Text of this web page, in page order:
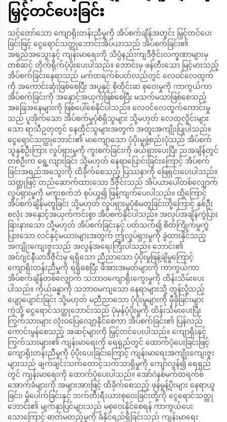
မြှင့်တင်ပေးခြင်း
သင့်တော်သော ကျောရိုးတန်းညီမှုကို အိပ်စက်ချိန်အတွင်း မြှင့်တင်ပေး
ခြင်းဖြင့် ငွေရောင်သတ္ထုဘောင်းအိပ်ယာသည် အိပ်စက်ခြင်း၏
အရည်အသွေးနှင့် ကျန်းမာရေးကို သိပ္ပံနည်းကျဒီဇိုင်းလက္ခဏာများမှ
တစ်ဆင့် တိုက်ရိုက်ပံ့ပိုးပေးပါသည်။ ဘောင်းမှ ဖန်တီးသော မြင့်မားသည့်
အိပ်စက်ခြင်းနေရာသည် မက်ထရက်စ်ပတ်လည်တွင် လေဝင်လေထွက်
ကို အကောင်းဆုံးဖြစ်စေပြီး အပူနှင့် စိုထိုင်းဆ စုဝေးမှုကို ကာကွယ်ကာ
အိပ်စက်ခြင်းကို အနှောင့်အယှက်ဖြစ်စေပြီး မသက်မသာဖြစ်စေသည့်
အခြေအနေများကို ဖြစ်ပေါ်စေနိုင်ပါသည်။ လေဝင်လေထွက်ကောင်းမှု
သည် ပူအိုက်သော အိပ်စက်မှုပုံစံရှိသူများ သို့မဟုတ် လေထုလှိုင်းများ
သော ရာသီဥတုတွင် နေထိုင်သူများအတွက် အထူးအကျိုးပြုပါသည်။
ငွေရောင်သတ္ထုဘောင်း၏ မာကျောသော ပံ့ပိုးမှုဖွဲ့စည်းပုံသည် အိပ်စက်
သူနှစ်ဦးကြား လှုပ်ရှားမှုကို ကူးစက်ခြင်းကို ဖယ်ရှားပေးပြီး ညအချိန်တွင်
တစ်ဦးက ရွေ့လျားခြင်း သို့မဟုတ် နေရာပြောင်းခြင်းကြောင့် အိပ်စက်
ခြင်းအရည်အသွေးကို ထိခိုက်စေသည့် ပြဿနာကို ဖြေရှင်းပေးပါသည်။
သတ္ထုဖြင့် တည်ဆောက်ထားသော ဒီဇိုင်းသည် အိပ်ယာပေါ်တစ်လျှောက်
လှုပ်ရှားမှုကို မကူးစက်ဘဲ စုပ်ယူ၍ ဖြန့်ကျက်ပေးပါသည်။ ထို့ကြောင့်
အိပ်စက်ချိန်မတူခြင်း သို့မဟုတ် လှုပ်ရှားမှုပုံစံမတူခြင်းတို့ကြောင့် နှစ်ဦး
စလုံး အနှောင့်အယှက်ကင်းစွာ အိပ်စက်နိုင်ပါသည်။ အလုပ်အချိန်ကွဲပြား
ခြားနားသော သို့မဟုတ် အိပ်စက်ခြင်းနှင့် ပတ်သက်၍ စိတ်ကြိုက်မှုကွဲ
ပြားသော လင်နှင့်မယားများအတွက် ဤလှုပ်ရှားမှုကို ခွဲထားနိုင်သည့်
အကျိုးကျေးဇူးသည် အလွန်အရေးကြီးပါသည်။ ဘောင်း၏
အင်ဂျင်နီယာဒီဇိုင်းမှ ရရှိသော ညီညာသော ပံ့ပိုးမှုဖြန့်ချိမှုကြောင့်
ကျောရိုးတန်းညီမှုကို ရရှိစေပြီး ဖိအားအမှတ်များကို ကာကွယ်ကာ
အိပ်စက်ချိန်တစ်လျှောက် သဘာဝကျောရိုးကွေးမှုကို ထိန်းသိမ်းပေး
ပါသည်။ ကိုယ်ခန္ဓာကို သဘာဝမကျသော နေရာများသို့ တွန်းပို့သည့်
ပျော့ပျောင်းခြင်း သို့မဟုတ် မညီညာသော ပံ့ပိုးမှုများကို မှီခိုခြင်းများ
ကဲ့သို့ ငွေရောင်သတ္ထုဘောင်းသည် ပုံမှန်ပံ့ပိုးမှုကို ထိန်းသိမ်းပေးပြီး
ကြွက်သားများ လုံးဝပြေလျော့နိုင်စေကာ အိပ်စက်ခြင်း၏ ပြန်လည်
ကောင်းမွန်စေသည့် အဆင့်များကို မြှင့်တင်ပေးပါသည်။ ကျောရိုးနှင့်
ကြွက်သားများ၏ ကျန်းမာရေးကို ရေရှည်တွင် ထောက်ပံ့ပေးခြင်းဖြင့်
ကျောရိုးတန်းညီမှုကို ပံ့ပိုးပေးခြင်းကြောင့် ကျန်းမာရေးအကျိုးကျေးဇူး
များသည် ချက်ချင်းသက်တောင့်သက်သာရှိမှုကို ကျော်လွန်၍ ရေရှည်
တွင် ကျန်းမာရေးကို ထောက်ပံ့ပေးပါသည်။ အော်ဂဲနစ်မက်ထရက်စ်
အောက်ခံများကို အများအားဖြင့် ထိခိုက်စေသည့် ဖုန်မှုန့်ပိုးများ နေရာယူ
ခြင်း၊ မှိုပေါက်ခြင်းနှင့် ဘက်တီးရီးယားစုဝေးခြင်းတို့ကို ငွေရောင်သတ္ထု
ဘောင်း၏ မျက်နှာပြင်များသည် မစုဝေးနိုင်စေရန် ကာကွယ်ပေး
သောကြောင့် ဓာတ်မတည့်မှုကို ခံနိုင်ရည်ရှိခြင်းသည် ကျန်းမာရေး